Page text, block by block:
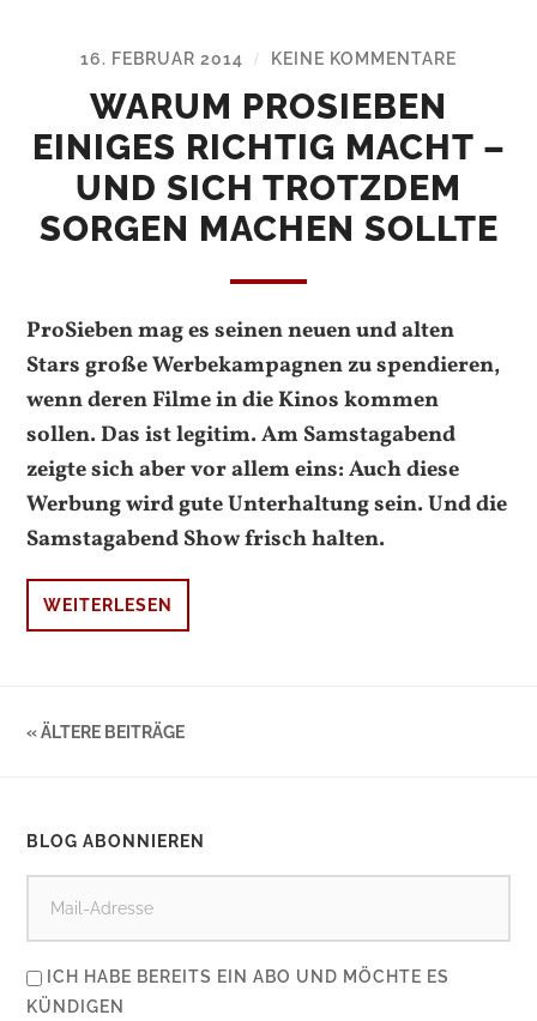
16. FEBRUAR 2014 / KEINE KOMMENTARE
WARUM PROSIEBEN
EINIGES RICHTIG MACHT –
UND SICH TROTZDEM
SORGEN MACHEN SOLLTE
ProSieben mag es seinen neuen und alten
Stars große Werbekampagnen zu spendieren,
wenn deren Filme in die Kinos kommen
sollen. Das ist legitim. Am Samstagabend
zeigte sich aber vor allem eins: Auch diese
Werbung wird gute Unterhaltung sein. Und die
Samstagabend Show frisch halten.
WEITERLESEN
« ÄLTERE BEITRÄGE
BLOG ABONNIEREN
ICH HABE BEREITS EIN ABO UND MÖCHTE ES
KÜNDIGEN